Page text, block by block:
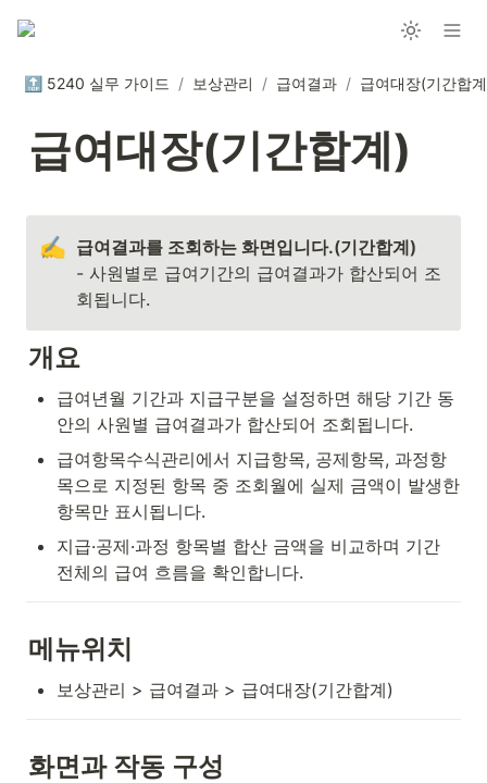
🔝 5240 실무 가이드 / 보상관리 / 급여결과 / 급여대장(기간합
급여대장(기간합계)
✍️
- 사원별로 급여기간의 급여결과가 합산되어 조
회됩니다.
개요
급여년월 기간과 지급구분을 설정하면 해당 기간 동
안의 사원별 급여결과가 합산되어 조회됩니다.
급여항목수식관리에서 지급항목, 공제항목, 과정항
목으로 지정된 항목 중 조회월에 실제 금액이 발생한
항목만 표시됩니다.
지급·공제·과정 항목별 합산 금액을 비교하며 기간
전체의 급여 흐름을 확인합니다.
메뉴위치
보상관리 > 급여결과 > 급여대장(기간합계)
화면과 작동 구성